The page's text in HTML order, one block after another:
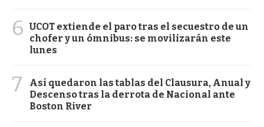
6 UCOT extiende el paro tras el secuestro de un
chofer y un ómnibus: se movilizarán este
lunes
7
Así quedaron las tablas del Clausura, Anual y
Descenso tras la derrota de Nacional ante
Boston River